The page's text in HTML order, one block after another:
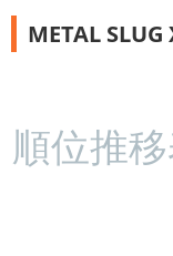
METAL
順位推